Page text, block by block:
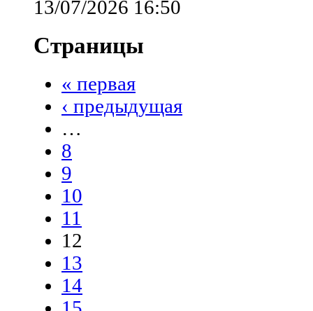
13/07/2026 16:50
Страницы
« первая
‹ предыдущая
…
8
9
10
11
12
13
14